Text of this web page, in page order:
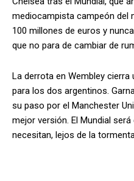
mediocampista campeón del
100 millones de euros y
que no para de cambiar de
La derrota en Wembley
para los dos argentinos.
su paso por el Manchester
mejor versión. El Mundial
necesitan, lejos de la